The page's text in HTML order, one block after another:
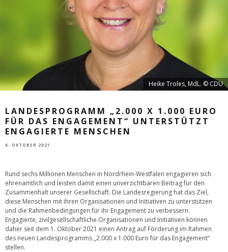
Heike Troles, MdL. © CDU
LANDESPROGRAMM „2.000 X 1.000 EURO
FÜR DAS ENGAGEMENT“ UNTERSTÜTZT
ENGAGIERTE MENSCHEN
6. OKTOBER 2021
Rund sechs Millionen Menschen in Nordrhein-Westfalen engagieren sich
ehrenamtlich und leisten damit einen unverzichtbaren Beitrag für den
Zusammenhalt unserer Gesellschaft. Die Landesregierung hat das Ziel,
diese Menschen mit ihren Organisationen und Initiativen zu unterstützen
und die Rahmenbedingungen für ihr Engagement zu verbessern.
Engagierte, zivilgesellschaftliche Organisationen und Initiativen können
daher seit dem 1. Oktober 2021 einen Antrag auf Förderung im Rahmen
des neuen Landesprogramms „2.000 x 1.000 Euro für das Engagement“
stellen.